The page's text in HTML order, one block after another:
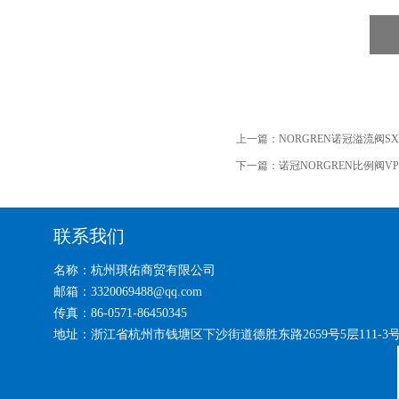
上一篇： NORGREN诺冠溢流阀
下一篇： 诺冠NORGREN比例阀
联系我们
名称：杭州琪佑商贸有限公司
邮箱：3320069488@qq.com
传真：86-0571-86450345
地址：浙江省杭州市钱塘区下沙街道德胜东路2659号5层111-3